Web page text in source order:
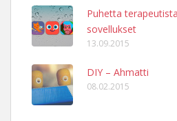
Puhetta
sovellukset
13.09.2015
DIY – Ahmatti
08.02.2015